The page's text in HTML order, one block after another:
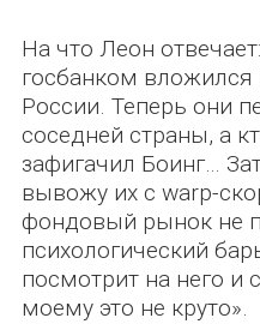
На что Леон
госбанком вложился
России. Теперь они
соседней страны, а
зафигачил Боинг…
вывожу их с warp-
фондовый рынок не
психологический
посмотрит на него и
моему это не круто».